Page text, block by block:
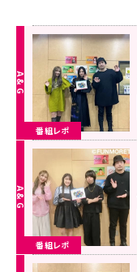
番組レポ
番組レポ